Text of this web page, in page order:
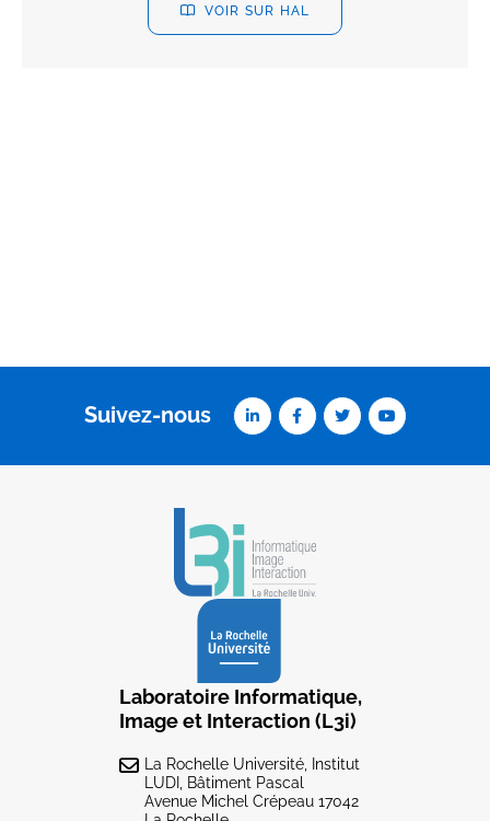
VOIR SUR HAL
Suivez-nous
Laboratoire Informatique,
Image et Interaction (L3i)
La Rochelle Université, Institut
LUDI, Bâtiment Pascal
Avenue Michel Crépeau 17042